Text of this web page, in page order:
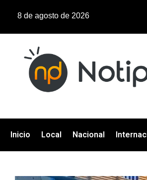
8 de agosto de 2026
Inicio Local Nacional